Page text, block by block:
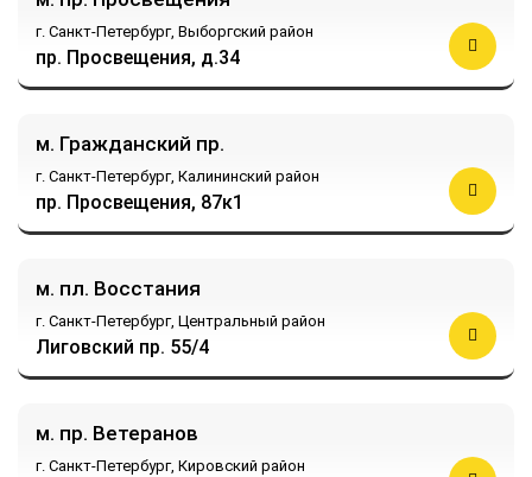
г. Санкт-Петербург, Выборгский район
пр. Просвещения, д.34
м. Гражданский пр.
г. Санкт-Петербург, Калининский район
пр. Просвещения, 87к1
м. пл. Восстания
г. Санкт-Петербург, Центральный район
Лиговский пр. 55/4
м. пр. Ветеранов
г. Санкт-Петербург, Кировский район